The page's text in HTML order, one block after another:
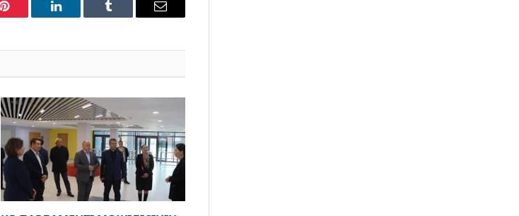
Pinterest LinkedIn Tumblr Email